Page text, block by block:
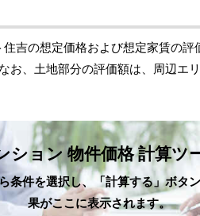
吉の想定価格および想定家賃の評
お、土地部分の評価額は、周辺エ
ション 物件価格 計算ツ
条件を選択し、「計算する」ボタ
果がここに表示されます。